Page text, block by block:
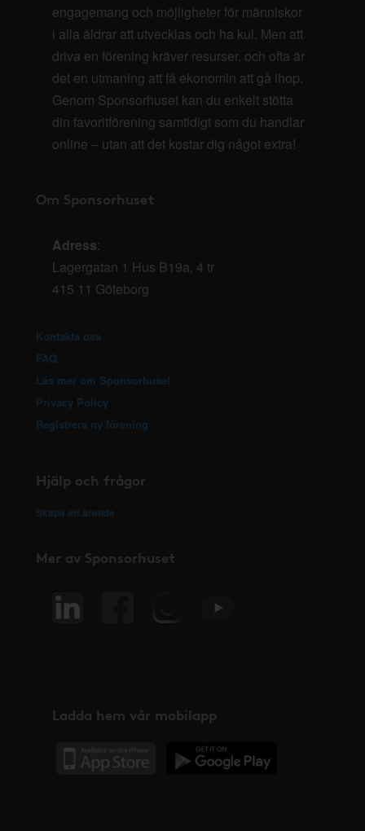
engagemang och möjligheter för människor
i alla åldrar att utvecklas och ha kul. Men att
driva en förening kräver resurser, och ofta är
det en utmaning att få ekonomin att gå ihop.
Genom Sponsorhuset kan du enkelt stötta
din favoritförening samtidigt som du handlar
online – utan att det kostar dig något extra!
Om Sponsorhuset
Adress:
Lagergatan 1 Hus B19a, 4 tr
415 11 Göteborg
Kontakta oss
FAQ
Läs mer om Sponsorhuset
Privacy Policy
Registrera ny förening
Hjälp och frågor
Skapa ett ärende
Mer av Sponsorhuset
Ladda hem vår mobilapp